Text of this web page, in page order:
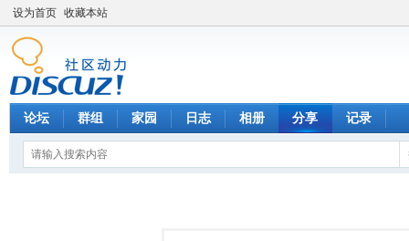
设为首页 收藏本站
论坛 群组 家园 日志 相册 分享 记录